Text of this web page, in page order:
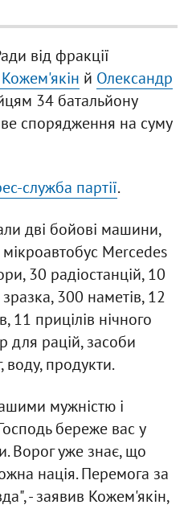
від фракції
й Олександр
34 батальйону
спорядження на суму
служба партії.
дві бойові машини,
Mercedes
30 радіостанцій, 10
300 наметів, 12
11 прицілів нічного
для рацій, засоби
воду, продукти.
мужністю і
береже вас у
Ворог уже знає, що
нація. Перемога за
- заявив Кожем'якін,